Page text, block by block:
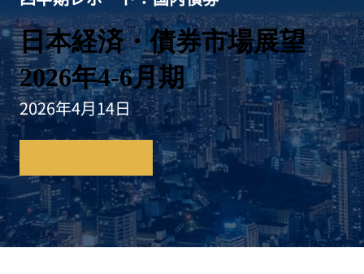
日本経済・債券市場展望
2026年4-6月期
2026年4月14日